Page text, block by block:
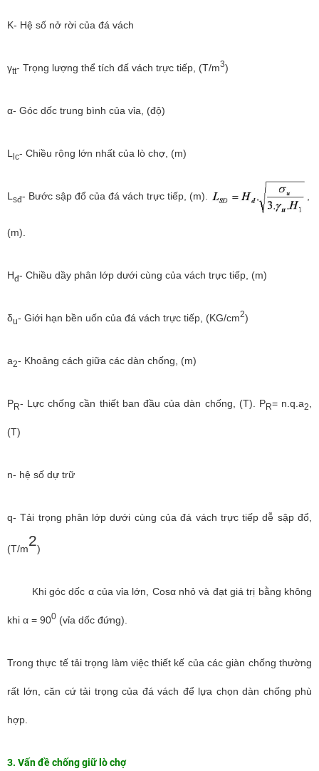
K- Hệ số nở rời của đá vách
γtt- Trọng lượng thể tích đấ vách trực tiếp, (T/m3)
α- Góc dốc trung bình của vỉa, (độ)
L lc- Chiều rộng lớn nhất của lò chợ, (m)
L sđ- Bước sập đổ của đá vách trực tiếp, (m).
(m).
Hđ- Chiều dầy phân lớp dưới cùng của vách trực tiếp, (m)
δu- Giới hạn bền uốn của đá vách trực tiếp, (KG/cm2)
a2- Khoảng cách giữa các dàn chống, (m)
PR- Lực chống cần thiết ban đầu của dàn chống, (T). PR= n.q.a2
(T)
n- hệ số dự trữ
q- Tải trọng phân lớp dưới cùng của đá vách trực tiếp dễ sập đổ,
(T/m
2
)
Khi góc dốc α của vỉa lớn, Cosα nhỏ và đạt giá trị bằng không
khi α = 900 (vỉa dốc đứng).
Trong thực tế tải trọng làm việc thiết kế của các giàn chống thường
rất lớn, căn cứ tải trọng của đá vách để lựa chọn dàn chống phù
hợp.
3. Vấn đề chống giữ lò chợ